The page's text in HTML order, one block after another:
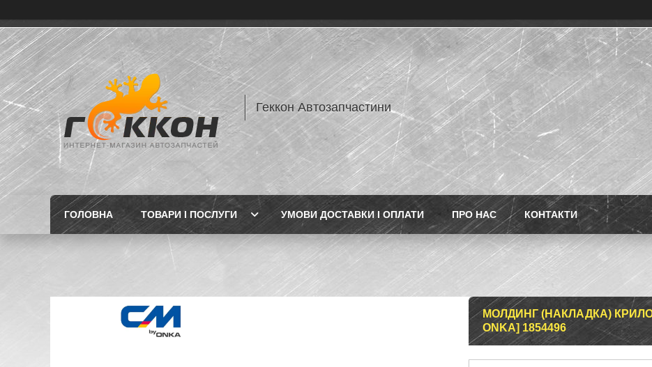
Геккон Автозапчастини
ГОЛОВНА ТОВАРИ І ПОСЛУГИ УМОВИ ДОСТАВКИ І ОПЛАТИ ПРО НАС КОНТАКТИ
МОЛДИНГ (НАКЛАДКА) КРИЛО
ONKA] 1854496